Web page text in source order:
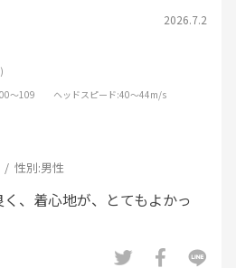
2026.7.2
～109 ヘッドスピード:40～44m/s
性別:男性
、着心地が、とてもよかっ